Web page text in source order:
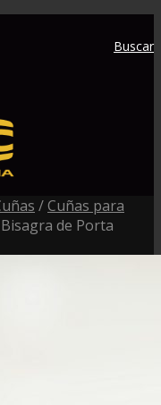
Buscar
/Cuñas para
de Porta